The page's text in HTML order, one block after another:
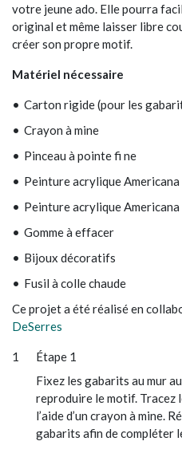
votre jeune ado. Elle pourra
original et même laisser libre
créer son propre motif.
Matériel nécessaire
Carton rigide (pour les
Crayon à mine
Pinceau à pointe fi ne
Peinture acrylique Americana
Peinture acrylique
Gomme à effacer
Bijoux décoratifs
Fusil à colle chaude
Ce projet a été réalisé en
DeSerres
Étape 1
Fixez les gabarits au mur
reproduire le motif. Tracez
l’aide d’un crayon à mine.
gabarits afin de compléter